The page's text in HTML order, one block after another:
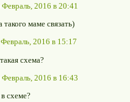
2016 в 20:41
маме связать)
2016 в 15:17
схема?
2016 в 16:43
схеме?